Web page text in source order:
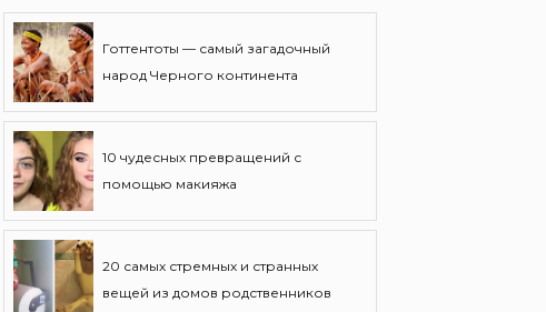
Готтентоты — самый загадочный
народ Черного континента
10 чудесных превращений с
помощью макияжа
20 самых стремных и странных
вещей из домов родственников